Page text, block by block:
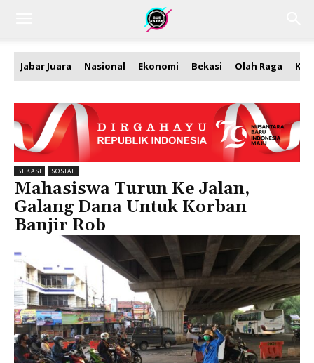
Jabar Juara Nasional Ekonomi Bekasi Olah Raga
BEKASI SOSIAL
Mahasiswa Turun Ke Jalan,
Galang Dana Untuk Korban
Banjir Rob